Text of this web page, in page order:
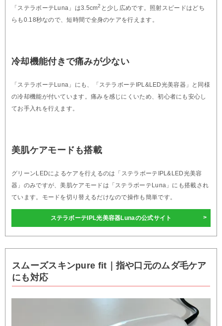
「ステラボーテLuna」は3.5cm2 と少し広めです。照射スピードはどち
らも0.18秒なので、短時間で全身のケアを行えます。
冷却機能付きで痛みが少ない
「ステラボーテLuna」にも、「ステラボーテIPL&LED光美容器」と同様
の冷却機能が付いています。痛みを感じにくいため、初心者にも安心し
てお手入れを行えます。
美肌ケアモードも搭載
グリーンLEDによるケアを行えるのは「ステラボーテIPL&LED光美容
器」のみですが、美肌ケアモードは「ステラボーテLuna」にも搭載され
ています。モードを切り替えるだけなので操作も簡単です。
ステラボーテIPL光美容器Lunaの公式サイト
スムーズスキンpure fit｜指や口元のムダ毛ケア
にも対応